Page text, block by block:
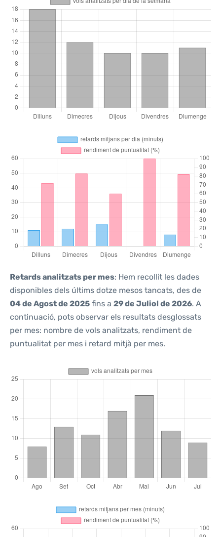
Retards analitzats per mes: Hem recollit les dades
disponibles dels últims dotze mesos tancats, des de
04 de Agost de 2025 fins a 29 de Juliol de 2026. A
continuació, pots observar els resultats desglossats
per mes: nombre de vols analitzats, rendiment de
puntualitat per mes i retard mitjà per mes.